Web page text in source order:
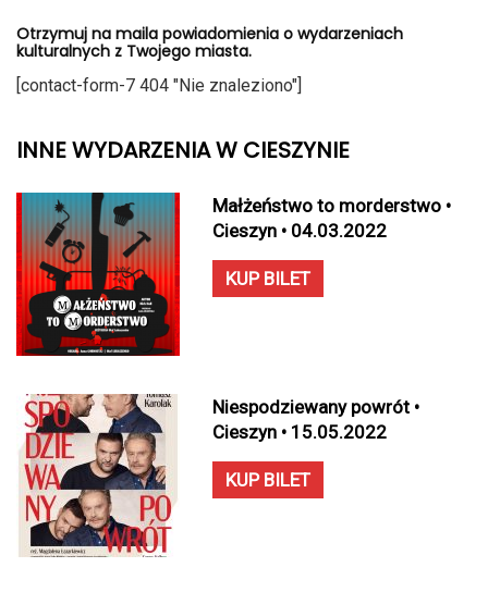
Otrzymuj na maila powiadomienia o wydarzeniach
kulturalnych z Twojego miasta.
[contact-form-7 404 "Nie znaleziono"]
INNE WYDARZENIA W CIESZYNIE
Małżeństwo to morderstwo •
Cieszyn • 04.03.2022
KUP BILET
Niespodziewany powrót •
Cieszyn • 15.05.2022
KUP BILET